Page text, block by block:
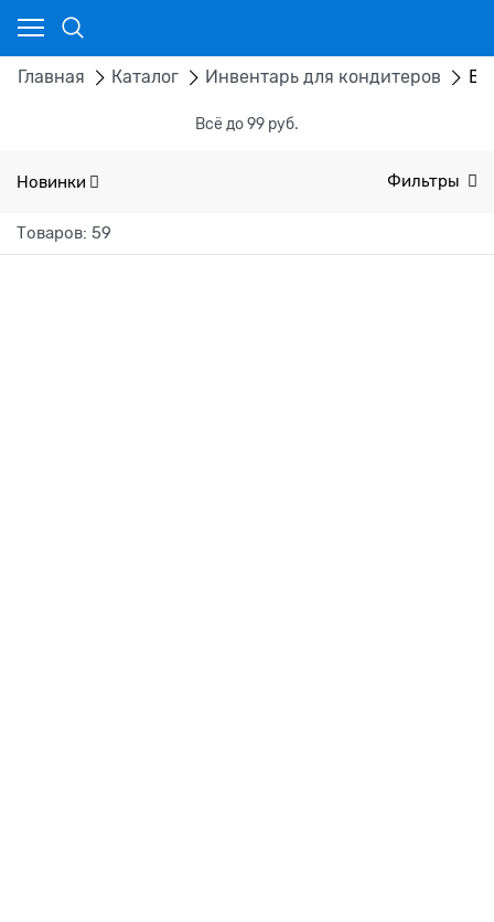
Главная Каталог Инвентарь для кондитеров
Всё до 99 руб.
Новинки Фильтры
Товаров: 59